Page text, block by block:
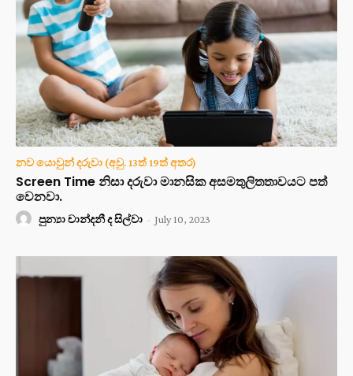
නව යොවුන් දරුවා (අවු. 13ත් 19ත් අතර)
Screen Time නිසා දරුවා මානසික අසමතුලිතතාවයට පත්
වෙනවා.
පුන්‍යා චාන්දනී ද සිල්වා - July 10, 2023